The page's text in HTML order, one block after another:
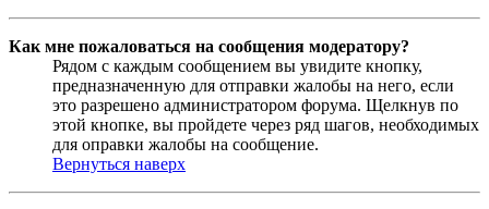
Как мне пожаловаться на сообщения модератору?
Рядом с каждым сообщением вы увидите кнопку,
предназначенную для отправки жалобы на него, если
это разрешено администратором форума. Щелкнув по
этой кнопке, вы пройдете через ряд шагов, необходимых
для оправки жалобы на сообщение.
Вернуться наверх